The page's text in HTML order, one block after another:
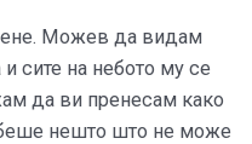
Можев да видам
сите на небото му се
да ви пренесам како
нешто што не може